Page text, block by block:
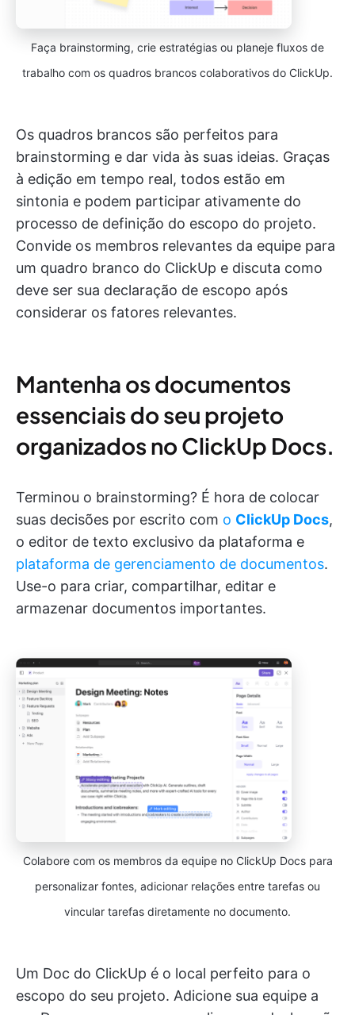
Faça brainstorming, crie estratégias ou planeje fluxos de
trabalho com os quadros brancos colaborativos do ClickUp.
Os quadros brancos são perfeitos para
brainstorming e dar vida às suas ideias. Graças
à edição em tempo real, todos estão em
sintonia e podem participar ativamente do
processo de definição do escopo do projeto.
Convide os membros relevantes da equipe para
um quadro branco do ClickUp e discuta como
deve ser sua declaração de escopo após
considerar os fatores relevantes.
Mantenha os documentos
essenciais do seu projeto
organizados no ClickUp Docs.
Terminou o brainstorming? É hora de colocar
suas decisões por escrito com o ClickUp Docs,
o editor de texto exclusivo da plataforma e
plataforma de gerenciamento de documentos.
Use-o para criar, compartilhar, editar e
armazenar documentos importantes.
Colabore com os membros da equipe no ClickUp Docs para
personalizar fontes, adicionar relações entre tarefas ou
vincular tarefas diretamente no documento.
Um Doc do ClickUp é o local perfeito para o
escopo do seu projeto. Adicione sua equipe a